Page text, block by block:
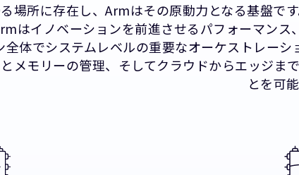
場所に存在し、Armはその原動力となる基盤で
はイノベーションを前進させるパフォーマン
全体でシステムレベルの重要なオーケストレー
メモリーの管理、そしてクラウドからエッジま
とを可